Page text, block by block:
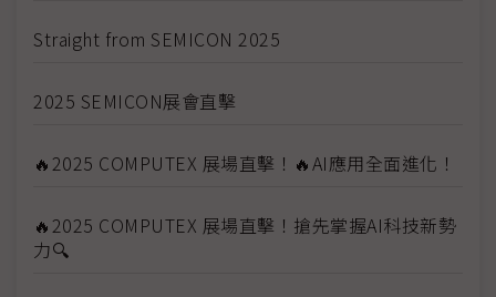
Straight from SEMICON 2025
2025 SEMICON展會直擊
🔥2025 COMPUTEX 展場直擊！🔥AI應用全面進化！
🔥2025 COMPUTEX 展場直擊！搶先掌握AI科技新勢
力🔍